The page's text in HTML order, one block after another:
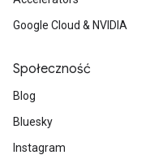
Google Cloud & NVIDIA
Społeczność
Blog
Bluesky
Instagram